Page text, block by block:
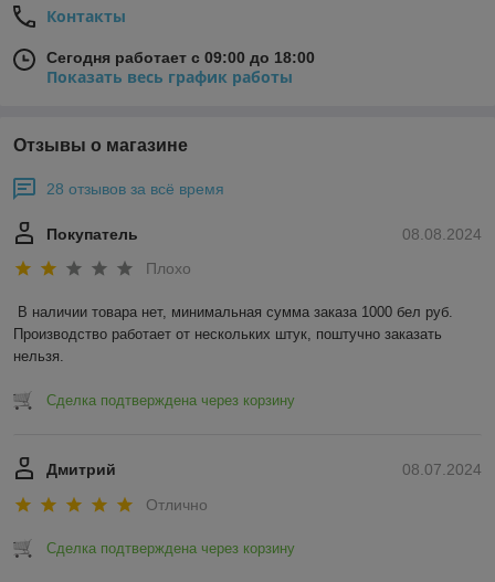
Контакты
Сегодня работает с 09:00 до 18:00
Показать весь график работы
Отзывы о магазине
28 отзывов за всё время
08.08.2024
Покупатель
Плохо
В наличии товара нет, минимальная сумма заказа 1000 бел руб.
Производство работает от нескольких штук, поштучно заказать
нельзя.
Сделка подтверждена через корзину
08.07.2024
Дмитрий
Отлично
Сделка подтверждена через корзину